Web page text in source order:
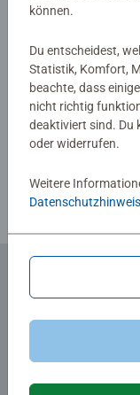
Zum
... und 5 €
können.
Du entscheidest,
Statistik, Komfort,
beachte, dass
nicht richtig
deaktiviert sind. Du
oder widerrufen.
Weitere